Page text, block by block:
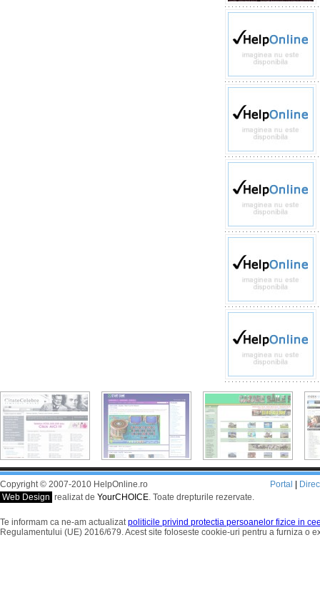
Copyright © 2007-2010 HelpOnline.ro
Web Design realizat de YourCHOICE. Toate drepturile rezervate.
Portal
Te informam ca ne-am actualizatpoliticile privind protectia persoanelor fizice in
Regulamentului (UE) 2016/679. Acest site foloseste cookie-uri pentru a furniza o